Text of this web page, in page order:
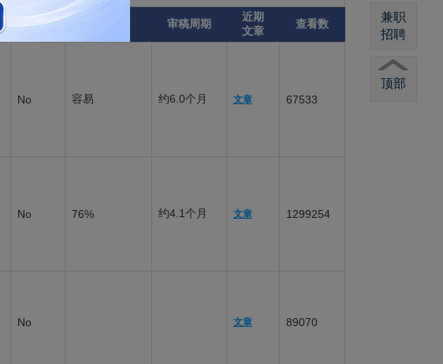
是否OA 审稿周期
近期
文章
查看数
No 容易 约6.0个月 文章 67533
No 76% 约4.1个月 文章 1299254
No 文章 89070
兼职
招聘
顶部